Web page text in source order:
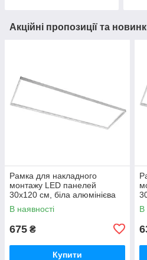
Акційні пропозиції та
Рамка для накладного
монтажу LED панелей
30х120 см, біла алюмінієва
(h-43 мм) GTV RM-
KNG300X120-00
В наявності
675 ₴
Купити
В